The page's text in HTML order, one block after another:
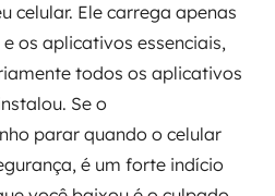
celular. Ele carrega apenas
os aplicativos essenciais,
todos os aplicativos
Se o
parar quando o celular
é um forte indício